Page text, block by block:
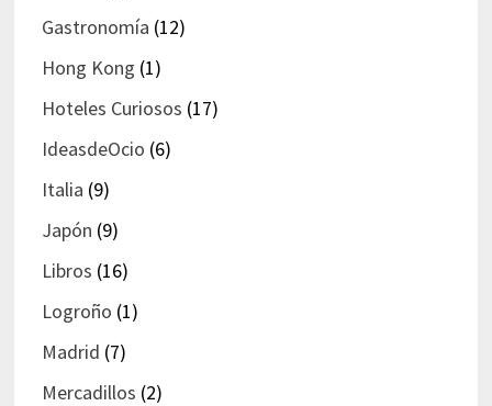
Gastronomía (12)
Hong Kong (1)
Hoteles Curiosos (17)
IdeasdeOcio (6)
Italia (9)
Japón (9)
Libros (16)
Logroño (1)
Madrid (7)
Mercadillos (2)